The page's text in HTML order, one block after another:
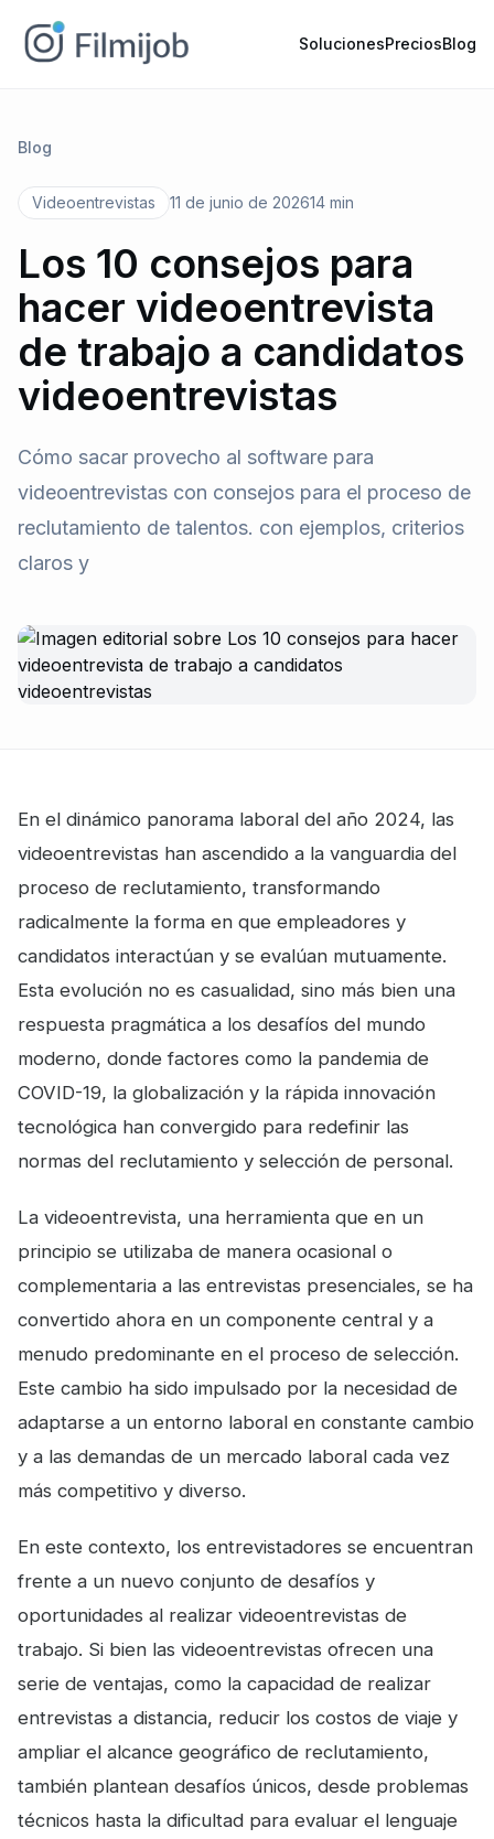
SolucionesPreciosBlog
Blog
Videoentrevistas 11 de junio de 202614 min
Los 10 consejos para
hacer videoentrevista
de trabajo a candidatos
videoentrevistas
Cómo sacar provecho al software para
videoentrevistas con consejos para el proceso de
reclutamiento de talentos. con ejemplos, criterios
claros y
En el dinámico panorama laboral del año 2024, las
videoentrevistas han ascendido a la vanguardia del
proceso de reclutamiento, transformando
radicalmente la forma en que empleadores y
candidatos interactúan y se evalúan mutuamente.
Esta evolución no es casualidad, sino más bien una
respuesta pragmática a los desafíos del mundo
moderno, donde factores como la pandemia de
COVID-19, la globalización y la rápida innovación
tecnológica han convergido para redefinir las
normas del reclutamiento y selección de personal.
La videoentrevista, una herramienta que en un
principio se utilizaba de manera ocasional o
complementaria a las entrevistas presenciales, se ha
convertido ahora en un componente central y a
menudo predominante en el proceso de selección.
Este cambio ha sido impulsado por la necesidad de
adaptarse a un entorno laboral en constante cambio
y a las demandas de un mercado laboral cada vez
más competitivo y diverso.
En este contexto, los entrevistadores se encuentran
frente a un nuevo conjunto de desafíos y
oportunidades al realizar videoentrevistas de
trabajo. Si bien las videoentrevistas ofrecen una
serie de ventajas, como la capacidad de realizar
entrevistas a distancia, reducir los costos de viaje y
ampliar el alcance geográfico de reclutamiento,
también plantean desafíos únicos, desde problemas
técnicos hasta la dificultad para evaluar el lenguaje